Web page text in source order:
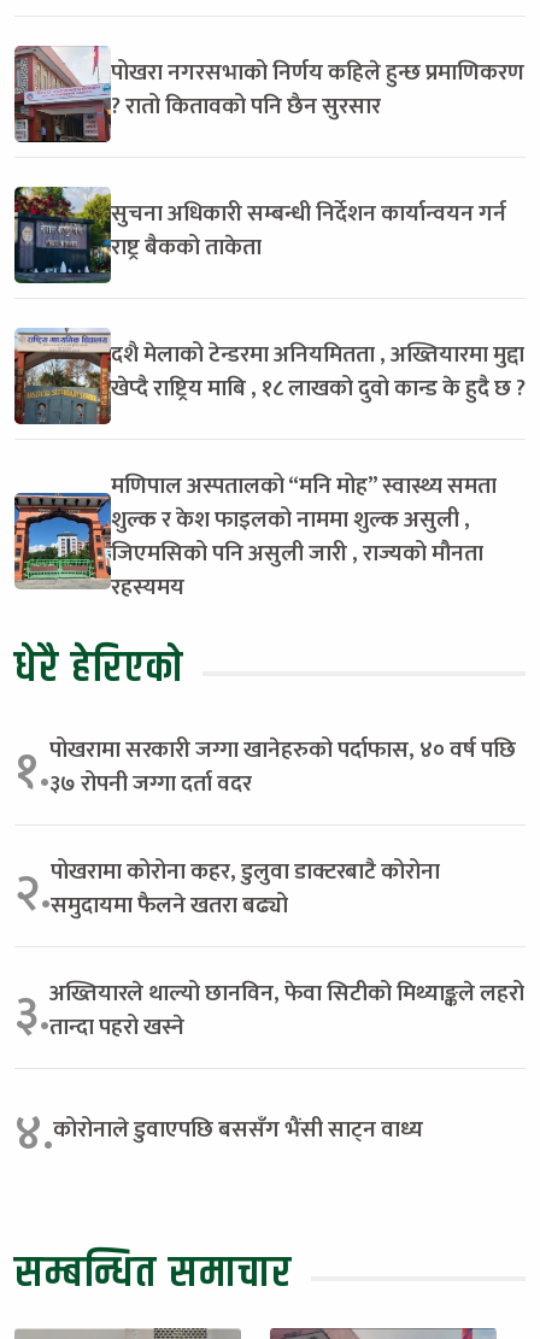
पोखरा नगरसभाको निर्णय कहिले हुन्छ प्रमाणिकरण
? रातो कितावको पनि छैन सुरसार
सुचना अधिकारी सम्बन्धी निर्देशन कार्यान्वयन गर्न
राष्ट्र बैकको ताकेता
दशै मेलाको टेन्डरमा अनियमितता , अख्तियारमा मुद्दा
खेप्दै राष्ट्रिय माबि , १८ लाखको दुवो कान्ड के हुदै छ ?
मणिपाल अस्पतालको “मनि मोह” स्वास्थ्य समता
शुल्क र केश फाइलको नाममा शुल्क असुली ,
जिएमसिको पनि असुली जारी , राज्यको मौनता
रहस्यमय
धेरै हेरिएको
१.पोखरामा सरकारी जग्गा खानेहरुको पर्दाफास, ४० वर्ष पछि
३७ रोपनी जग्गा दर्ता वदर
२.पोखरामा कोरोना कहर, डुलुवा डाक्टरबाटै कोरोना
समुदायमा फैलने खतरा बढ्यो
३.अख्तियारले थाल्यो छानविन, फेवा सिटीको मिथ्याङ्कले लहरो
तान्दा पहरो खस्ने
४.कोरोनाले डुवाएपछि बससँग भैंसी साट्न वाध्य
सम्बन्धित समाचार